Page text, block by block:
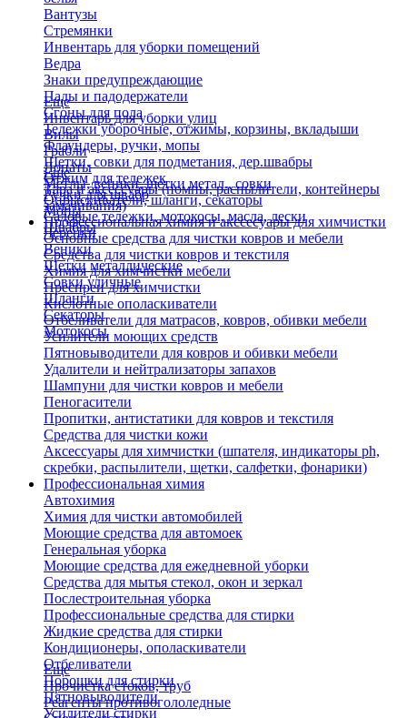
Вантузы
Стремянки
Инвентарь для уборки помещений
Ведра
Знаки предупреждающие
Пады и падодержатели
Сгоны для пола
Тележки уборочные, отжимы, корзины, вкладыши
Флаундеры, ручки, мопы
Щетки, совки для подметания, дер.швабры
Отжим для тележек
Ручки для швабр
Мопы
Швабры
Еще
Инвентарь для уборки улиц
Вилы
Грабли
Лопаты
Метлы, веники, щетки метал., совки
Опрыскиватели, шланги, секаторы
Садовые тележки, мотокосы, масла, лески
Черенки
Веники
Щетки металлические
Совки уличные
Шланги
Секаторы
Мотокосы
Еще
Тара и аксессуары (помпы, распылители, контейнеры
замачивания)
Профессиональная химия и акссесуары для химчистки
Основные средства для чистки ковров и мебели
Средства для чистки ковров и текстиля
Химия для химчистки мебели
Преспреи для химчистки
Кислотные ополаскиватели
Отбеливатели для матрасов, ковров, обивки мебели
Усилители моющих средств
Пятновыводители для ковров и обивки мебели
Удалители и нейтрализаторы запахов
Шампуни для чистки ковров и мебели
Пеногасители
Пропитки, антистатики для ковров и текстиля
Средства для чистки кожи
Аксессуары для химчистки (шпателя, индикаторы ph,
скребки, распылители, щетки, салфетки, фонарики)
Профессиональная химия
Автохимия
Химия для чистки автомобилей
Моющие средства для автомоек
Генеральная уборка
Моющие средства для ежедневной уборки
Средства для мытья стекол, окон и зеркал
Послестроительная уборка
Профессиональные средства для стирки
Жидкие средства для стирки
Кондиционеры, ополаскиватели
Отбеливатели
Порошки для стирки
Пятновыводители
Усилители стирки
Еще
Прочистка стоков, труб
Реагенты противогололедные